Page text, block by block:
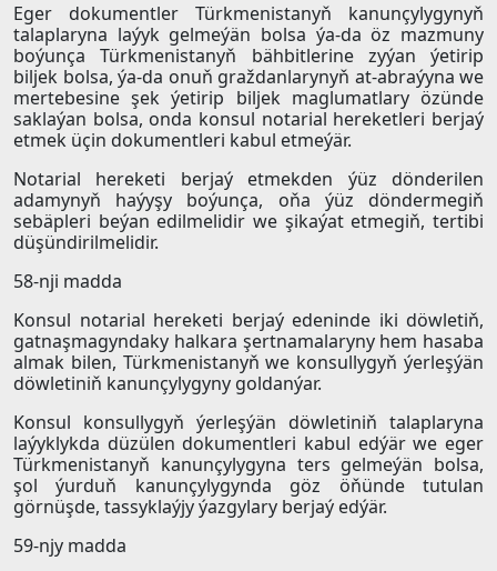
Eger dokumentler Türkmenistanyň kanunçylygynyň
talaplaryna laýyk gelmeýän bolsa ýa-da öz mazmuny
boýunça Türkmenistanyň bähbitlerine zyýan ýetirip
biljek bolsa, ýa-da onuň graždanlarynyň at-abraýyna we
mertebesine şek ýetirip biljek maglumatlary özünde
saklaýan bolsa, onda konsul notarial hereketleri berjaý
etmek üçin dokumentleri kabul etmeýär.
Notarial hereketi berjaý etmekden ýüz dönderilen
adamynyň haýyşy boýunça, oňa ýüz döndermegiň
sebäpleri beýan edilmelidir we şikaýat etmegiň, tertibi
düşündirilmelidir.
58-nji madda
Konsul notarial hereketi berjaý edeninde iki döwletiň,
gatnaşmagyndaky halkara şertnamalaryny hem hasaba
almak bilen, Türkmenistanyň we konsullygyň ýerleşýän
döwletiniň kanunçylygyny goldanýar.
Konsul konsullygyň ýerleşýän döwletiniň talaplaryna
laýyklykda düzülen dokumentleri kabul edýär we eger
Türkmenistanyň kanunçylygyna ters gelmeýän bolsa,
şol ýurduň kanunçylygynda göz öňünde tutulan
görnüşde, tassyklaýjy ýazgylary berjaý edýär.
59-njy madda